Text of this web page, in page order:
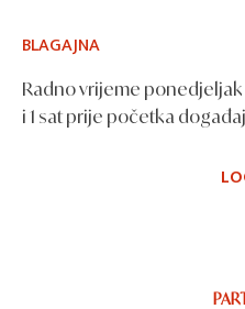
BLAGAJNA
Radno vrijeme ponedjeljak
i 1 sat prije početka